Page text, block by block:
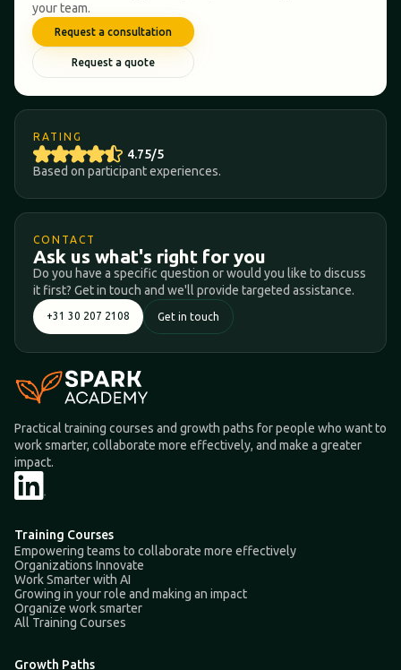
your team.
Request a consultation
Request a quote
RATING
4.75/5
Based on participant experiences.
CONTACT
Ask us what's right for you
Do you have a specific question or would you like to discuss
it first? Get in touch and we'll provide targeted assistance.
+31 30 207 2108 Get in touch
Practical training courses and growth paths for people who want to
work smarter, collaborate more effectively, and make a greater
impact.
Training Courses
Empowering teams to collaborate more effectively
Organizations Innovate
Work Smarter with AI
Growing in your role and making an impact
Organize work smarter
All Training Courses
Growth Paths